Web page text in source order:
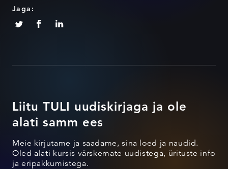
Jaga:
Liitu TULI uudiskirjaga ja ole
alati samm ees
Meie kirjutame ja saadame, sina loed ja naudid.
Oled alati kursis värskemate uudistega, ürituste info
ja eripakkumistega.